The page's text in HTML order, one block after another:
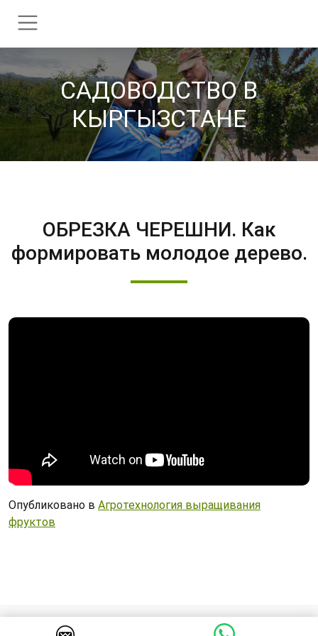
CАДОВОДСТВО В
КЫРГЫЗСТАНЕ
ОБРЕЗКА ЧЕРЕШНИ. Как
формировать молодое дерево.
Опубликовано в Агротехнология выращивания
фруктов
© 2026 Cадоводство в Кыргызстане. Все права защищены.